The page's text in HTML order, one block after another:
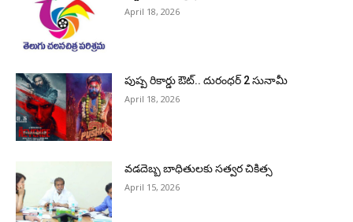
April 18, 2026
పుష్ప రికార్డు ఔట్‌.. దురంధ‌ర్ 2 సునామీ
April 18, 2026
వడదెబ్బ బాధితులకు సత్వర చికిత్స
April 15, 2026